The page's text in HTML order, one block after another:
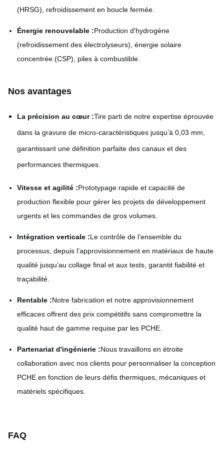
(HRSG), refroidissement en boucle fermée.
Énergie renouvelable :Production d'hydrogène
(refroidissement des électrolyseurs), énergie solaire
concentrée (CSP), piles à combustible.
Nos avantages
La précision au cœur :Tire parti de notre expertise éprouvée
dans la gravure de micro-caractéristiques jusqu’à 0,03 mm,
garantissant une définition parfaite des canaux et des
performances thermiques.
Vitesse et agilité :Prototypage rapide et capacité de
production flexible pour gérer les projets de développement
urgents et les commandes de gros volumes.
Intégration verticale :Le contrôle de l’ensemble du
processus, depuis l’approvisionnement en matériaux de haute
qualité jusqu’au collage final et aux tests, garantit fiabilité et
traçabilité.
Rentable :Notre fabrication et notre approvisionnement
efficaces offrent des prix compétitifs sans compromettre la
qualité haut de gamme requise par les PCHE.
Partenariat d'ingénierie :Nous travaillons en étroite
collaboration avec nos clients pour personnaliser la conception
PCHE en fonction de leurs défis thermiques, mécaniques et
matériels spécifiques.
FAQ